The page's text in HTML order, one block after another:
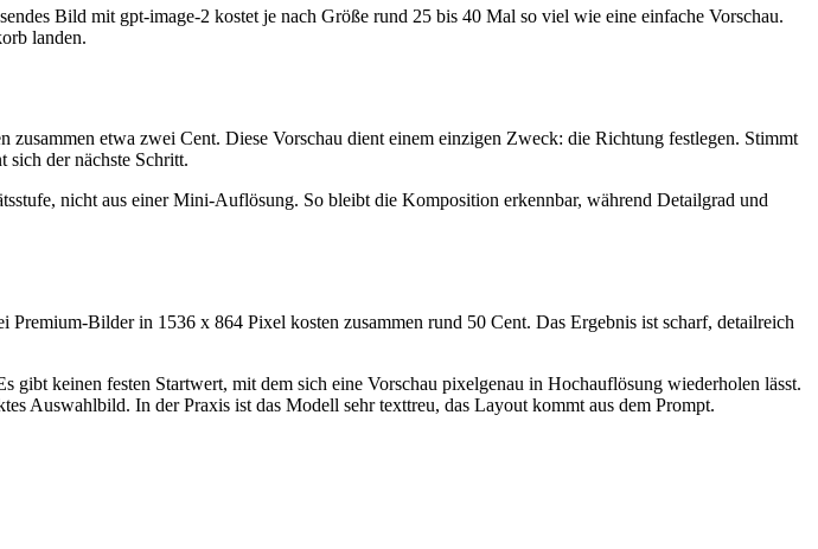
Bild mit gpt-image-2 kostet je nach Größe rund 25 bis 40 Mal so viel wie eine einfache Vorschau.
landen.
etwa zwei Cent. Diese Vorschau dient einem einzigen Zweck: die Richtung festlegen. Stimmt
der nächste Schritt.
nicht aus einer Mini-Auflösung. So bleibt die Komposition erkennbar, während Detailgrad und
Bilder in 1536 x 864 Pixel kosten zusammen rund 50 Cent. Das Ergebnis ist scharf, detailreich
keinen festen Startwert, mit dem sich eine Vorschau pixelgenau in Hochauflösung wiederholen lässt.
Auswahlbild. In der Praxis ist das Modell sehr texttreu, das Layout kommt aus dem Prompt.